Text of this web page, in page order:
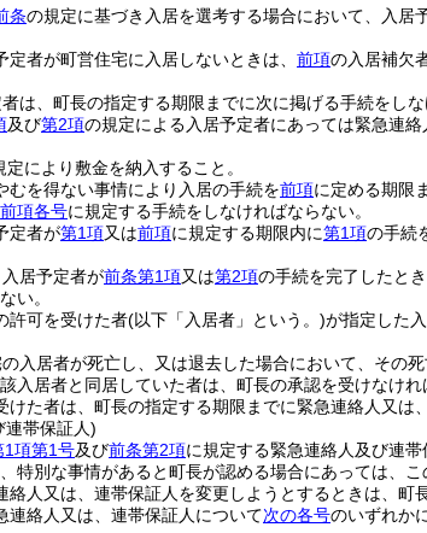
条の規定に基づき入居を選考する場合において、入居
定者が町営住宅に入居しないときは、 前項の入居補欠
者は、町長の指定する期限までに次に掲げる手続をしな
及び第2項の規定による入居予定者にあっては緊急連絡
定により敷金を納入すること。
むを得ない事情により入居の手続を前項に定める期限
前項各号に規定する手続をしなければならない。
定者が第1項又は前項に規定する期限内に第1項の手続
居予定者が前条第1項又は第2項の手続を完了したと
い。
許可を受けた者(以下「入居者」という。)が指定した
入居者が死亡し、又は退去した場合において、その
入居者と同居していた者は、町長の承認を受けなけれ
けた者は、町長の指定する期限までに緊急連絡人又は
連帯保証人)
1項第1号及び前条第2項に規定する緊急連絡人及び連
特別な事情があると町長が認める場合にあっては、こ
絡人又は、連帯保証人を変更しようとするときは、町
連絡人又は、連帯保証人について次の各号のいずれか